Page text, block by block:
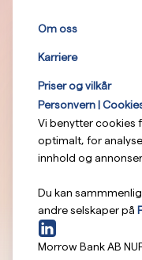
Om oss
Karriere
Priser og vilkår
Personvern |
Vi benytter cookies
optimalt, for
innhold og annonser.
Du kan
andre selskaper på
Morrow Bank AB